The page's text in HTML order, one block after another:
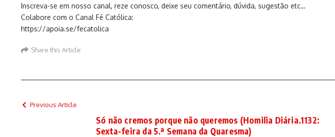
Inscreva-se em nosso canal, reze conosco, deixe seu comentário, dúvida, sugestão etc…
Colabore com o Canal Fé Católica:
https://apoia.se/fecatolica
Share this Article
Previous Article
Só não cremos porque não queremos (Homilia Diária.1132:
Sexta-feira da 5.ª Semana da Quaresma)